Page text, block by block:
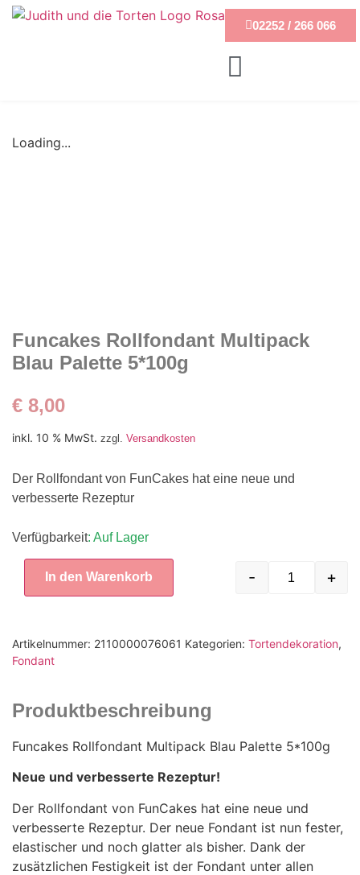
02252 / 266 066
Loading...
Funcakes Rollfondant Multipack
Blau Palette 5*100g
€ 8,00
inkl. 10 % MwSt. zzgl. Versandkosten
Der Rollfondant von FunCakes hat eine neue und
verbesserte Rezeptur
Verfügbarkeit: Auf Lager
- +
In den Warenkorb
Artikelnummer: 2110000076061 Kategorien: Tortendekoration,
Fondant
Produktbeschreibung
Funcakes Rollfondant Multipack Blau Palette 5*100g
Neue und verbesserte Rezeptur!
Der Rollfondant von FunCakes hat eine neue und
verbesserte Rezeptur. Der neue Fondant ist nun fester,
elastischer und noch glatter als bisher. Dank der
zusätzlichen Festigkeit ist der Fondant unter allen